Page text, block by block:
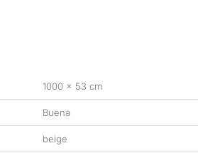
1000 × 53 cm
Buena
beige